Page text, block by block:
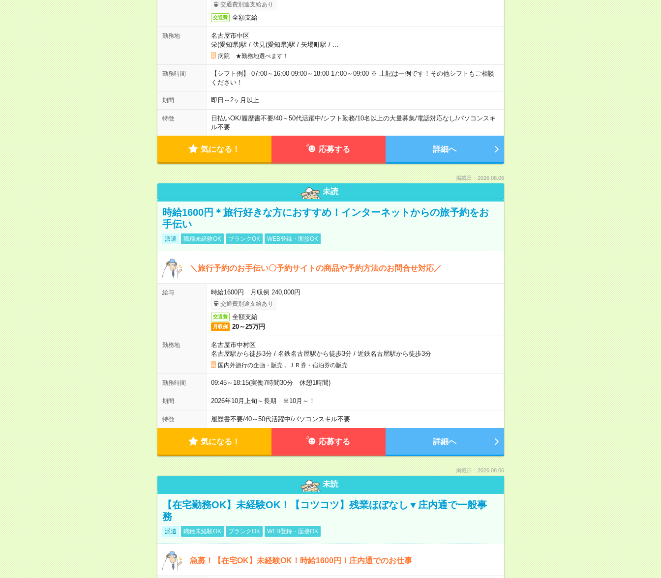
交通費別途支給あり
交通費 全額支給
勤務地
名古屋市中区
栄(愛知県)駅 / 伏見(愛知県)駅 / 矢場町駅 /
病院 ★勤務地選べます！
勤務時間
【シフト例】 07:00～16:00 09:00～18:00 17:00～09:00 ※ 上記は一例です！その他シフトもご相談
ください！
期間 即日～2ヶ月以上
特徴 日払いOK/履歴書不要/40～50代活躍中/シフト勤務/10名以上の大量募集/電話対応なし/パソコンスキ
ル不要
気になる！ 応募する 詳細へ
掲載日：2026.08.06
未読
時給1600円＊旅行好きな方におすすめ！インターネットからの旅予約をお
手伝い
派遣 職種未経験OK ブランクOK WEB登録・面接OK
＼旅行予約のお手伝い〇予約サイトの商品や予約方法のお問合せ対応／
給与 時給1600円 月収例 240,000円
交通費別途支給あり
交通費 全額支給
月収例 20～25万円
勤務地
名古屋市中村区
名古屋駅から徒歩3分/ 名鉄名古屋駅から徒歩3分/ 近鉄名古屋駅から徒歩3分
国内外旅行の企画・販売，ＪＲ券・宿泊券の販売
勤務時間 09:45～18:15(実働7時間30分 休憩1時間)
期間 2026年10月上旬～長期 ※10月～！
特徴 履歴書不要/40～50代活躍中/パソコンスキル不要
気になる！ 応募する 詳細へ
掲載日：2026.08.06
未読
【在宅勤務OK】未経験OK！【コツコツ】残業ほぼなし▼庄内通で一般事
務
派遣 職種未経験OK ブランクOK WEB登録・面接OK
急募！【在宅OK】未経験OK！時給1600円！庄内通でのお仕事